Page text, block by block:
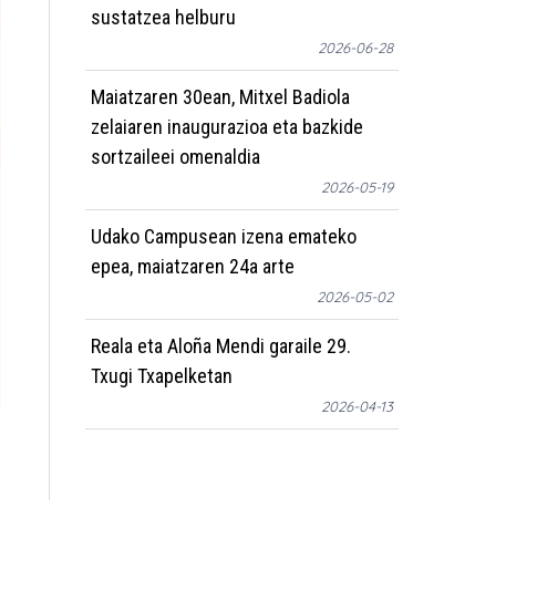
sustatzea helburu
2026-06-28
Maiatzaren 30ean, Mitxel Badiola
zelaiaren inaugurazioa eta bazkide
sortzaileei omenaldia
2026-05-19
Udako Campusean izena emateko
epea, maiatzaren 24a arte
2026-05-02
Reala eta Aloña Mendi garaile 29.
Txugi Txapelketan
2026-04-13